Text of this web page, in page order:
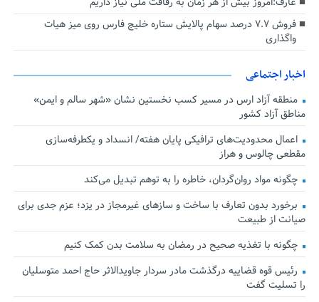
فروش ۷.۷ درصد سهام پالایش ستاره خلیج فارس روی میز هیات
واگذاری
اخبار اجتماعی
منطقه آزاد ارس در مسیر کسب نخستین نشان «شهر سالم و ایمن»
مناطق آزاد کشور
اعمال محدودیت‌های ترافیکی پایان هفته/ انسداد و یکطرفه‌سازی
مقطعی چالوس و هراز
چگونه مواد روان‌گردان، خاطره را به توهم تبدیل می‌کند
برخورد بدون تعارف با ساخت‌ و سازهای غیرمجاز در یزد؛ عزم جدی برای
صیانت از طبیعت
چگونه با تغذیه صحیح در رمضان به سلامت بدن کمک کنیم
رئیس قوه قضاییه درگذشت مادر سردار جاویدالاثر حاج احمد متوسلیان
را تسلیت گفت